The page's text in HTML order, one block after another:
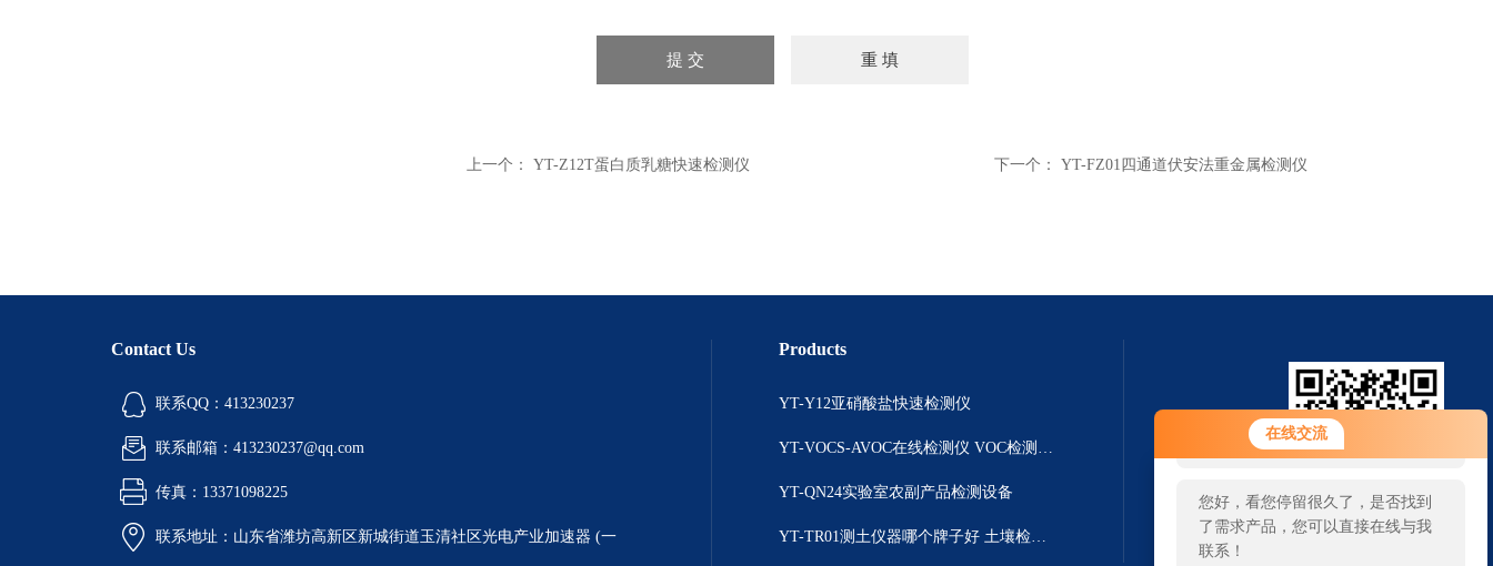
在线交流
您好！欢迎前来咨询，很高兴为您
服务，请问您要咨询什么问题呢？
您好，看您停留很久了，是否找到
了需求产品，您可以直接在线与我
联系！
上一个： YT-Z12T蛋白质乳糖快速检测仪 下一个： YT-FZ01四通道伏安法重金属检测仪
Contact Us
联系QQ：413230237
联系邮箱：413230237@qq.com
传真：13371098225
联系地址：山东省潍坊高新区新城街道玉清社区光电产业加速器 (一
Products
YT-Y12亚硝酸盐快速检测仪
YT-VOCS-AVOC在线检测仪 VOC检测仪|TVOC检测仪
YT-QN24实验室农副产品检测设备
YT-TR01测土仪器哪个牌子好 土壤检测仪 扫一扫 微信咨询